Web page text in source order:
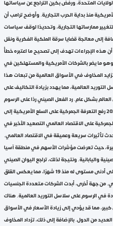
المتحدة، ورفض بكين التراجع عن سياساتها
منذ بداية الحرب التجارية. وأوضح ترامب أن
ممارساتها التجارية، وتحديدًا لوقف سياسات
إلى معالجة قضايا سرقة الملكية الفكرية ونقل
هذه الإجراءات تهدف إلى تصحيح ما اعتبره خطأً
وهو ما يضر بالشركات الأمريكية والمستهلكين في
المخاوف في الأسواق العالمية من تبعات هذا
التوريد العالمية، مما يهدد بزيادة التكاليف على
بشكل عام. رد الفعل الصيني ردًا على الرسوم
الأمريكية الجديدة، أعلنت الصين في 11 أبريل 2025 رفع التعرفة الجمركية على السلع الأمريكية إلى
الجمركية على الاقتصاد العالمي التصعيد الأخير في
تأثيرات سريعة وعميقة في الاقتصاد العالمي.
حيث تعرضت مؤشرات الأسهم في منطقة آسيا
واليابانية. ونتيجة لذلك، تراجع اليوان الصيني
بشكل ملحوظ أمام الدولار الأمريكي، ليصل إلى أدنى مستوى له منذ 19 شهرًا، مما يعكس القلق
من جهة أخرى، أبدت الشركات متعددة الجنسيات
في الرسوم على سلاسل التوريد العالمية. هناك
مما قد يؤدي إلى زيادة الأسعار في الأسواق
من الدول. بالإضافة إلى ذلك، تزداد المخاوف